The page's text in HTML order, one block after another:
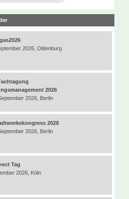
2026, Oldenburg
2026
2026, Berlin
2026
2026, Berlin
Tag
2026, Köln